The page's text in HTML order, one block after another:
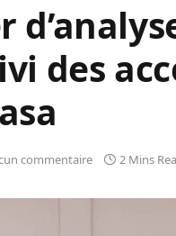
des
commentaire 2 Mins